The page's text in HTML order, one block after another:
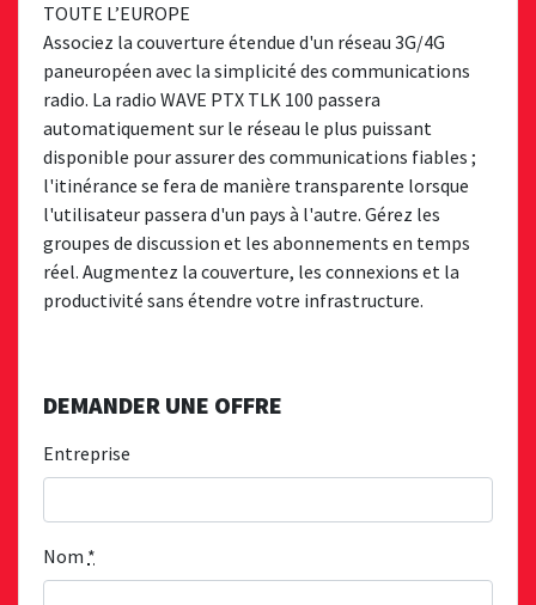
TOUTE L’EUROPE
Associez la couverture étendue d'un réseau 3G/4G
paneuropéen avec la simplicité des communications
radio. La radio WAVE PTX TLK 100 passera
automatiquement sur le réseau le plus puissant
disponible pour assurer des communications fiables ;
l'itinérance se fera de manière transparente lorsque
l'utilisateur passera d'un pays à l'autre. Gérez les
groupes de discussion et les abonnements en temps
réel. Augmentez la couverture, les connexions et la
productivité sans étendre votre infrastructure.
DEMANDER UNE OFFRE
Entreprise
Nom *